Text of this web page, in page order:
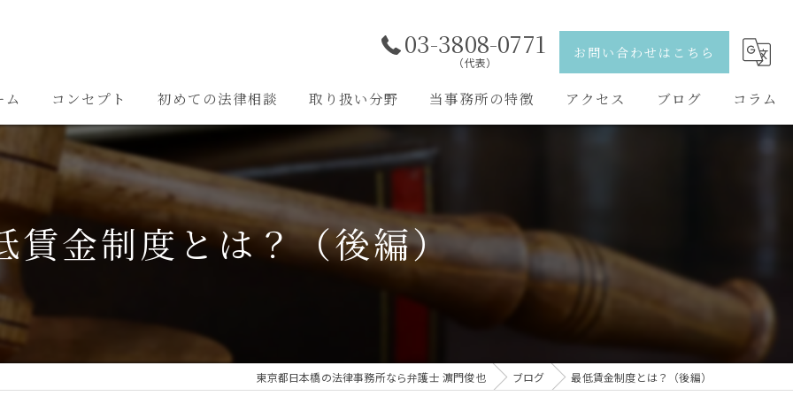
03-3808-0771
（代表）
お問い合わせはこちら
ム コンセプト 初めての法律相談 取り扱い分野
離婚問題
交通事故問題
相続問題
当事務所の特徴
刑事事件
アクセス ブログ コラム
賃金制度とは？（後編）
東京都日本橋の法律事務所なら弁護士 濵門俊也 ブログ 最低賃金制度とは？（後編）